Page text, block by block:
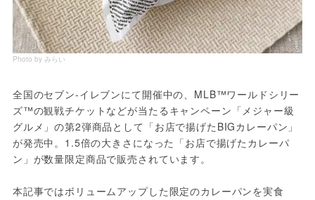
Photo by みらい
全国のセブン-イレブンにて開催中の、MLB™ワールドシリー
ズ™の観戦チケットなどが当たるキャンペーン「メジャー級
グルメ」の第2弾商品として「お店で揚げたBIGカレーパン」
が発売中。1.5倍の大きさになった「お店で揚げたカレーパ
ン」が数量限定商品で販売されています。
本記事ではボリュームアップした限定のカレーパンを実食